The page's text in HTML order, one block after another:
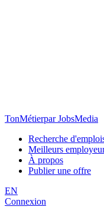
TonMétierpar JobsMedia
Recherche
Meilleurs
À propos
Publier une offre
EN
Connexion